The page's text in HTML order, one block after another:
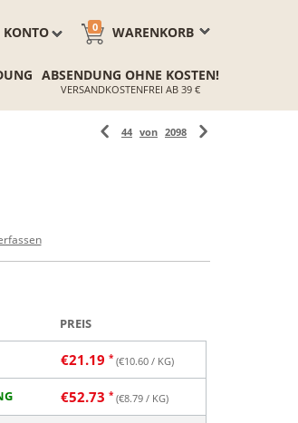
WARENKORB
0
ABSENDUNG OHNE KOSTEN!
VERSANDKOSTENFREI AB 39 €
44 von 2098
PREIS
€21.19 (€10.60/ KG)
€52.73 (€8.79/ KG)